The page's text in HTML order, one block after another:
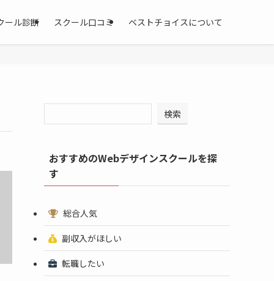
ール診断 スクール口コミ ベストチョイスについて
検索
おすすめのWebデザインスクールを探
す
総合人気
副収入がほしい
転職したい